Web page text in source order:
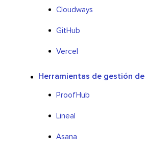
Cloudways
GitHub
Vercel
Herramientas de gestión
ProofHub
Lineal
Asana